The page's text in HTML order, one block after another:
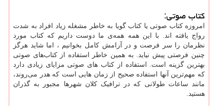
کتاب صوتی:
امروزه کتاب صوتی یا کتاب گویا به خاطر مشغله زیاد افراد به شدت
رواج یافته اند. با این همه همه‌ی ما دوست داریم که کتاب مورد
نظرمان را سر فرصت و در آرامش کامل بخوانیم ، اما شاید هرگز
چنین فرصتی پیش نیاید. به همین خاطر استفاده از کتاب‌های صوتی
بهترین گزینه است. استفاده از کتاب های صوتی مزایای زیادی دارد
که مهم‌ترین آنها استفاده صحیح از زمان هایی است که هدر می‌روند،
مانند ساعات طولانی که در ترافیک کلان شهرها مجبور به گذران
هستید.